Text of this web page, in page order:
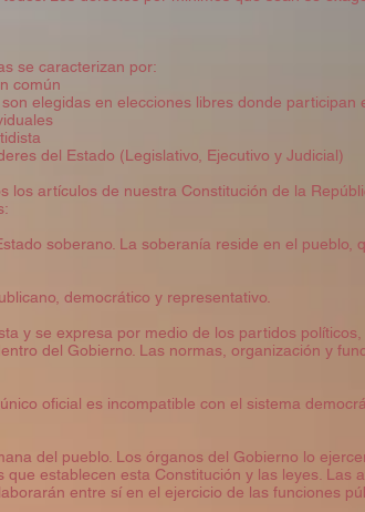
se caracterizan por:
común
elegidas en elecciones libres donde
del Estado (Legislativo, Ejecutivo y Judicial)
los artículos de nuestra Constitución de la
soberano. La soberanía reside en el
democrático y representativo.
y se expresa por medio de los partidos
del Gobierno. Las normas, organización y
oficial es incompatible con el sistema
del pueblo. Los órganos del Gobierno lo
que establecen esta Constitución y las leyes. Las
entre sí en el ejercicio de las funciones